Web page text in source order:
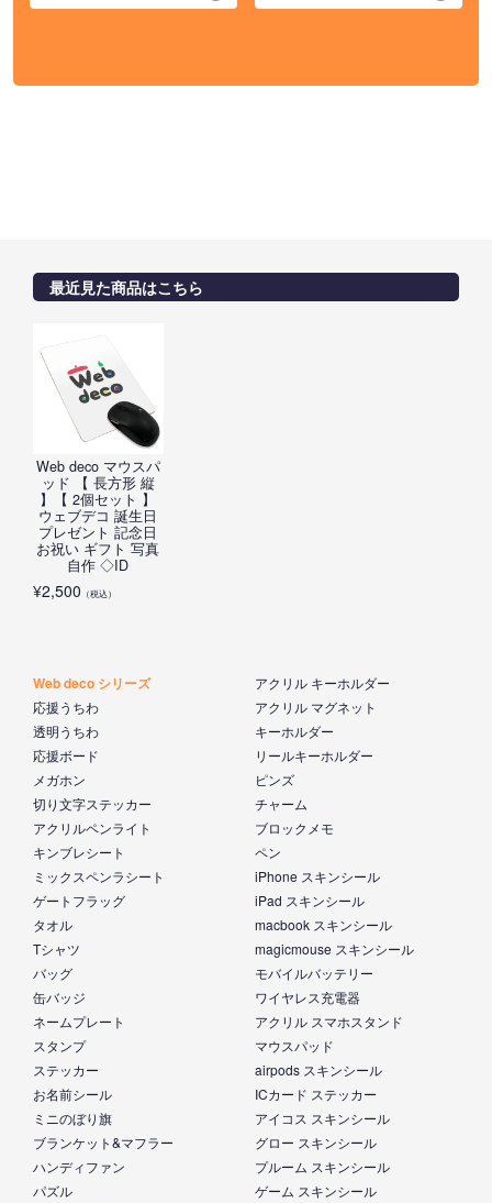
最近見た商品はこちら
Web deco マウスパ
ッド 【 長方形 縦
】【 2個セット 】
ウェブデコ 誕生日
プレゼント 記念日
お祝い ギフト 写真
自作 ◇ID
¥2,500 （税込）
Web deco シリーズ
応援うちわ
透明うちわ
応援ボード
メガホン
切り文字ステッカー
アクリルペンライト
キンブレシート
ミックスペンラシート
ゲートフラッグ
タオル
Tシャツ
バッグ
缶バッジ
ネームプレート
スタンプ
ステッカー
お名前シール
ミニのぼり旗
ブランケット&マフラー
ハンディファン
パズル
アクリル キーホルダー
アクリル マグネット
キーホルダー
リールキーホルダー
ピンズ
チャーム
ブロックメモ
ペン
iPhone スキンシール
iPad スキンシール
macbook スキンシール
magicmouse スキンシール
モバイルバッテリー
ワイヤレス充電器
アクリル スマホスタンド
マウスパッド
airpods スキンシール
ICカード ステッカー
アイコス スキンシール
グロー スキンシール
プルーム スキンシール
ゲーム スキンシール